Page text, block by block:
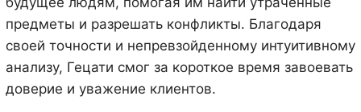
предметы и разрешать конфликты. Благодаря
своей точности и непревзойденному интуитивному
анализу, Гецати смог за короткое время завоевать
доверие и уважение клиентов.